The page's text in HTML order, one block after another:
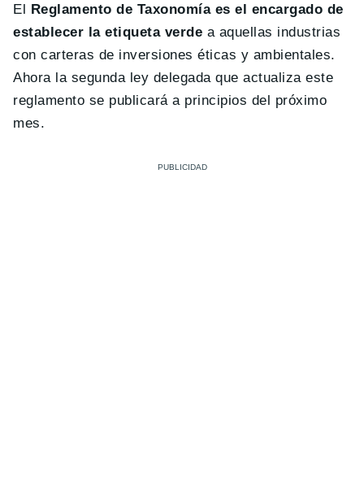
El Reglamento de Taxonomía es el encargado de
establecer la etiqueta verde a aquellas industrias
con carteras de inversiones éticas y ambientales.
Ahora la segunda ley delegada que actualiza este
reglamento se publicará a principios del próximo
mes.